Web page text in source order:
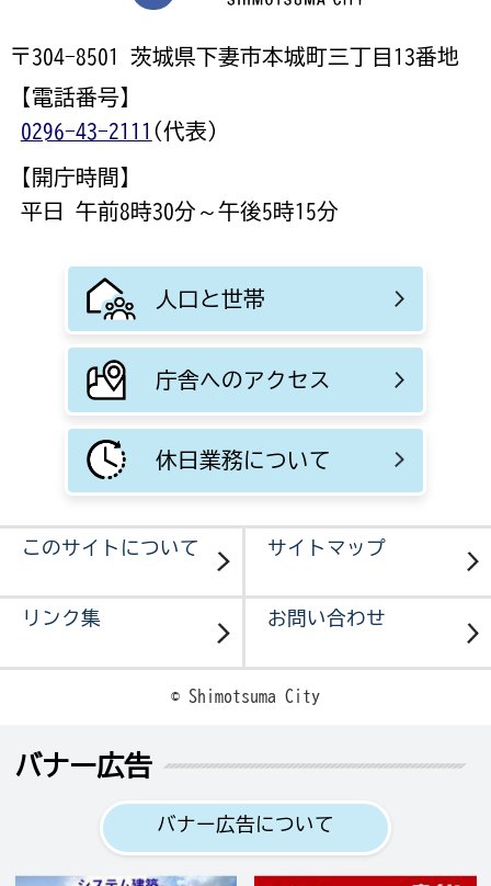
〒304-8501 茨城県下妻市本城町三丁目13番地
【電話番号】
0296-43-2111 (代表)
【開庁時間】
平日 午前8時30分～午後5時15分
人口と世帯
庁舎へのアクセス
休日業務について
このサイトについて サイトマップ
リンク集 お問い合わせ
© Shimotsuma City
バナー広告
バナー広告について